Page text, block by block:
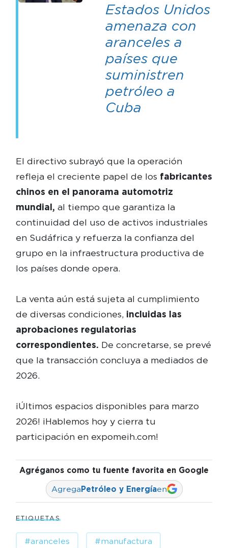
Estados Unidos
amenaza con
aranceles a
países que
suministren
petróleo a
Cuba
El directivo subrayó que la operación
refleja el creciente papel de los fabricantes
chinos en el panorama automotriz
mundial, al tiempo que garantiza la
continuidad del uso de activos industriales
en Sudáfrica y refuerza la confianza del
grupo en la infraestructura productiva de
los países donde opera.
La venta aún está sujeta al cumplimiento
de diversas condiciones, incluidas las
aprobaciones regulatorias
correspondientes. De concretarse, se prevé
que la transacción concluya a mediados de
2026.
¡Últimos espacios disponibles para marzo
2026! ¡Hablemos hoy y cierra tu
participación en expomeih.com!
Agréganos como tu fuente favorita en Google
AgregaPetróleo y Energíaen
ETIQUETAS
#aranceles #manufactura